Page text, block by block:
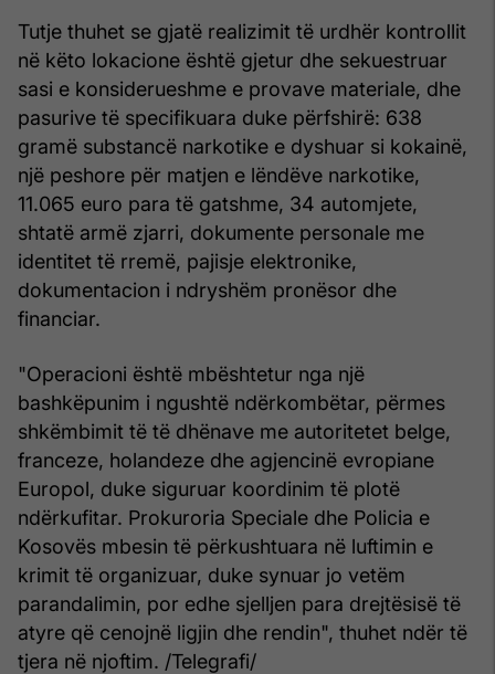
Tutje thuhet se gjatë realizimit të urdhër kontrollit
në këto lokacione është gjetur dhe sekuestruar
sasi e konsiderueshme e provave materiale, dhe
pasurive të specifikuara duke përfshirë: 638
gramë substancë narkotike e dyshuar si kokainë,
një peshore për matjen e lëndëve narkotike,
11.065 euro para të gatshme, 34 automjete,
shtatë armë zjarri, dokumente personale me
identitet të rremë, pajisje elektronike,
dokumentacion i ndryshëm pronësor dhe
financiar.
"Operacioni është mbështetur nga një
bashkëpunim i ngushtë ndërkombëtar, përmes
shkëmbimit të të dhënave me autoritetet belge,
franceze, holandeze dhe agjencinë evropiane
Europol, duke siguruar koordinim të plotë
ndërkufitar. Prokuroria Speciale dhe Policia e
Kosovës mbesin të përkushtuara në luftimin e
krimit të organizuar, duke synuar jo vetëm
parandalimin, por edhe sjelljen para drejtësisë të
atyre që cenojnë ligjin dhe rendin", thuhet ndër të
tjera në njoftim. /Telegrafi/